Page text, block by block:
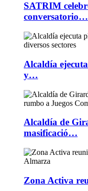
SATRIM
conversatorio…
Alcaldía
y…
Alcaldía de
masificació…
Zona Activa